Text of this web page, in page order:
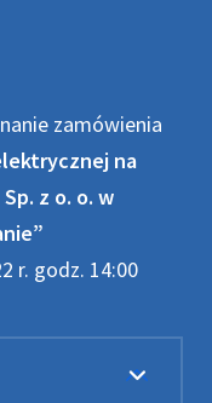
zamówienia
na
z o. o. w
r. godz. 14:00